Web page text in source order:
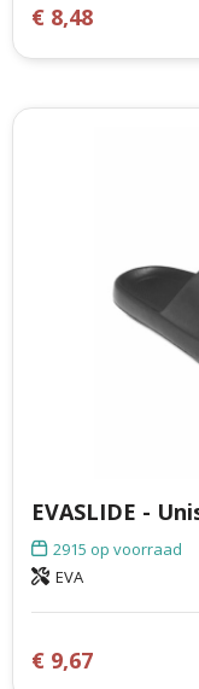
€ 8,48
EVASLIDE -
2915 op voorraad
EVA
€ 9,67